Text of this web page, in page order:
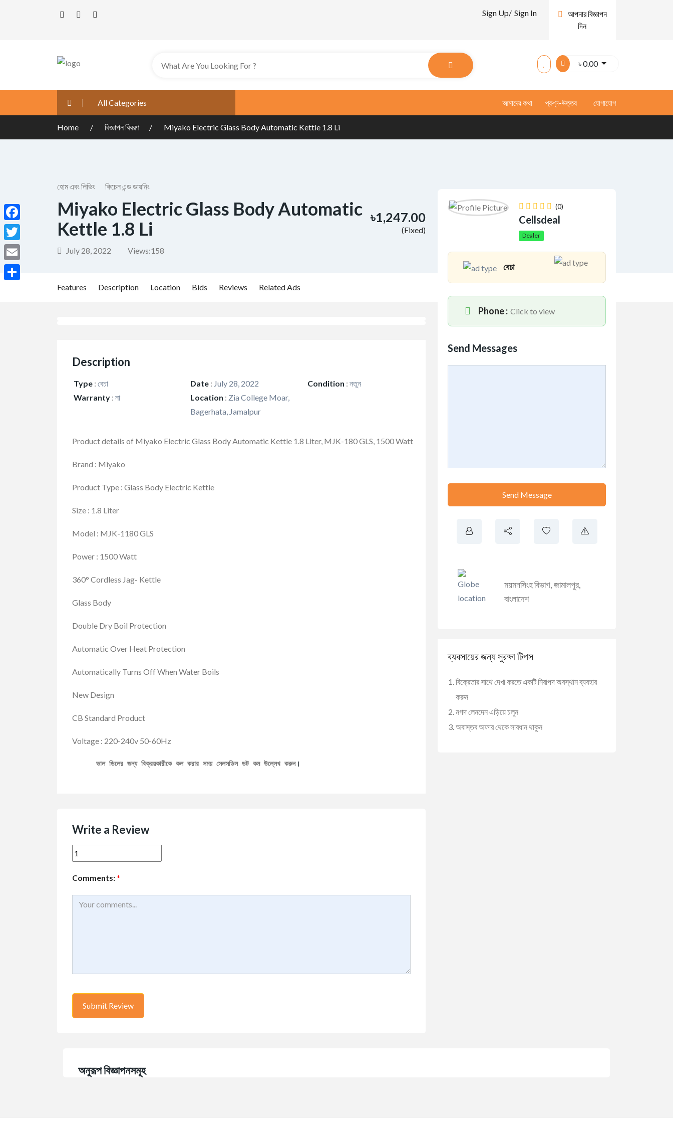
Sign Up/ Sign In
আপনার বিজ্ঞাপন
দিন
৳0.00
All Categories আমাদের কথা প্রশ্ন-উত্তর যোগাযোগ
Home বিজ্ঞাপন বিবরণ Miyako Electric Glass Body Automatic Kettle 1.8 Li
হোম এবং লিভিং কিচেন এন্ড ডায়নিং
Miyako Electric Glass Body Automatic
Kettle 1.8 Li
July 28, 2022 Views:158
৳1,247.00
(Fixed)
Features Description Location Bids Reviews Related Ads
Description
Type : বেচা Date : July 28, 2022 Condition : নতুন
Warranty : না Location : Zia College Moar,
Bagerhata, Jamalpur
Product details of Miyako Electric Glass Body Automatic Kettle 1.8 Liter, MJK-180 GLS, 1500 Watt
Brand : Miyako
Product Type : Glass Body Electric Kettle
Size : 1.8 Liter
Model : MJK-1180 GLS
Power : 1500 Watt
360° Cordless Jag- Kettle
Glass Body
Double Dry Boil Protection
Automatic Over Heat Protection
Automatically Turns Off When Water Boils
New Design
CB Standard Product
Voltage : 220-240v 50-60Hz
ভাল ডিলের জন্য বিক্রয়কারীকে কল করার সময় সেলসডিল ডট কম উল্লেখ করুন।
Write a Review
Comments: *
(0)
Cellsdeal
Dealer
বেচা
Phone : Click to view
Send Messages
Send Message
ময়মনসিংহ বিভাগ,জামালপুর,
বাংলাদেশ
ব্যবসায়ের জন্য সুরক্ষা টিপস
বিক্রেতার সাথে দেখা করতে একটি নিরাপদ অবস্থান ব্যবহার
করুন
নগদ লেনদেন এড়িয়ে চলুন
অবাস্তব অফার থেকে সাবধান থাকুন
অনুরূপ বিজ্ঞাপনসমূহ
Facebook
Twitter
Email